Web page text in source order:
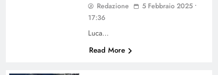
Redazione
5 Febbraio 2025 •
17:36
Luca…
Read More